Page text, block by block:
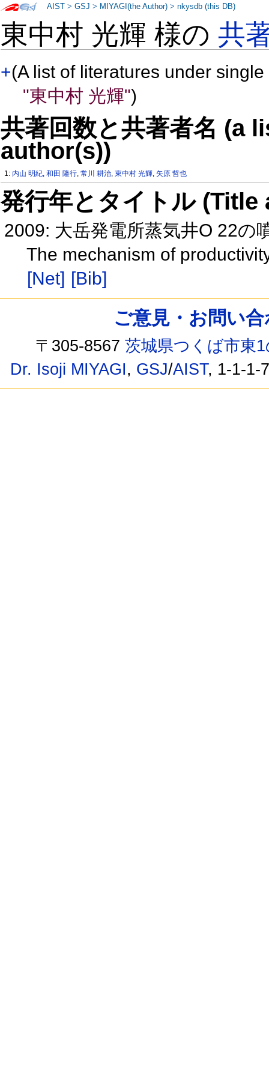
東中村 光輝 様の共
+(A list of literatures under
"東中村 光輝")
共著回数と共著者名 (a
author(s))
1: 内山 明紀,和田 隆行,常川 耕治,東中村 光輝,矢原 哲也
発行年とタイトル
2009: 大岳発電所蒸気井O 22
The mechanism of
[Net] [Bib]
AIST >GSJ > MIYAGI(the Author) >nkysdb (this DB)
ご意見・お問い
〒305-8567茨城県つくば市東
Dr. Isoji MIYAGI, GSJ/AIST, 1-1-1-